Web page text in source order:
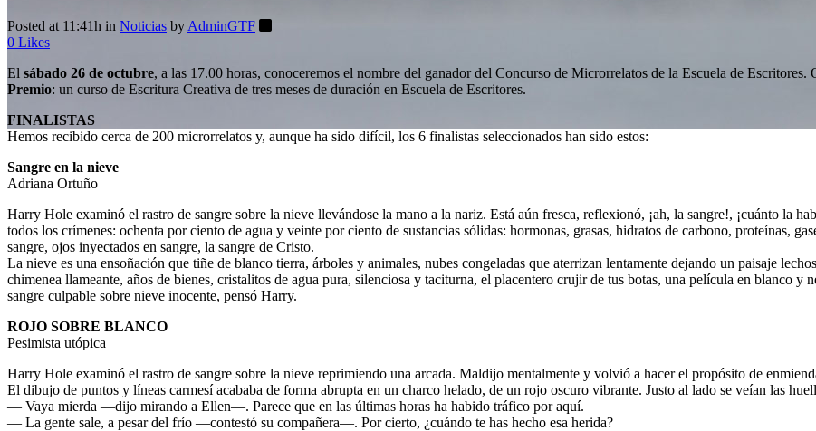
Posted at 11:41h in Noticias by AdminGTF
0 Likes
El sábado 26 de octubre, a las 17.00 horas, conoceremos el nombre del ganador del Concurso de Microrrelatos de la Escuela de Escritores.
Premio: un curso de Escritura Creativa de tres meses de duración en Escuela de Escritores.
FINALISTAS
Hemos recibido cerca de 200 microrrelatos y, aunque ha sido difícil, los 6 finalistas seleccionados han sido estos:
Sangre en la nieve
Adriana Ortuño
Harry Hole examinó el rastro de sangre sobre la nieve llevándose la mano a la nariz. Está aún fresca, reflexionó, ¡ah, la sangre!, ¡cuánto la
todos los crímenes: ochenta por ciento de agua y veinte por ciento de sustancias sólidas: hormonas, grasas, hidratos de carbono, proteínas,
sangre, ojos inyectados en sangre, la sangre de Cristo.
La nieve es una ensoñación que tiñe de blanco tierra, árboles y animales, nubes congeladas que aterrizan lentamente dejando un paisaje
chimenea llameante, años de bienes, cristalitos de agua pura, silenciosa y taciturna, el placentero crujir de tus botas, una película en blanco
sangre culpable sobre nieve inocente, pensó Harry.
ROJO SOBRE BLANCO
Pesimista utópica
Harry Hole examinó el rastro de sangre sobre la nieve reprimiendo una arcada. Maldijo mentalmente y volvió a hacer el propósito de
El dibujo de puntos y líneas carmesí acababa de forma abrupta en un charco helado, de un rojo oscuro vibrante. Justo al lado se veían las
— Vaya mierda —dijo mirando a Ellen—. Parece que en las últimas horas ha habido tráfico por aquí.
— La gente sale, a pesar del frío —contestó su compañera—. Por cierto, ¿cuándo te has hecho esa herida?